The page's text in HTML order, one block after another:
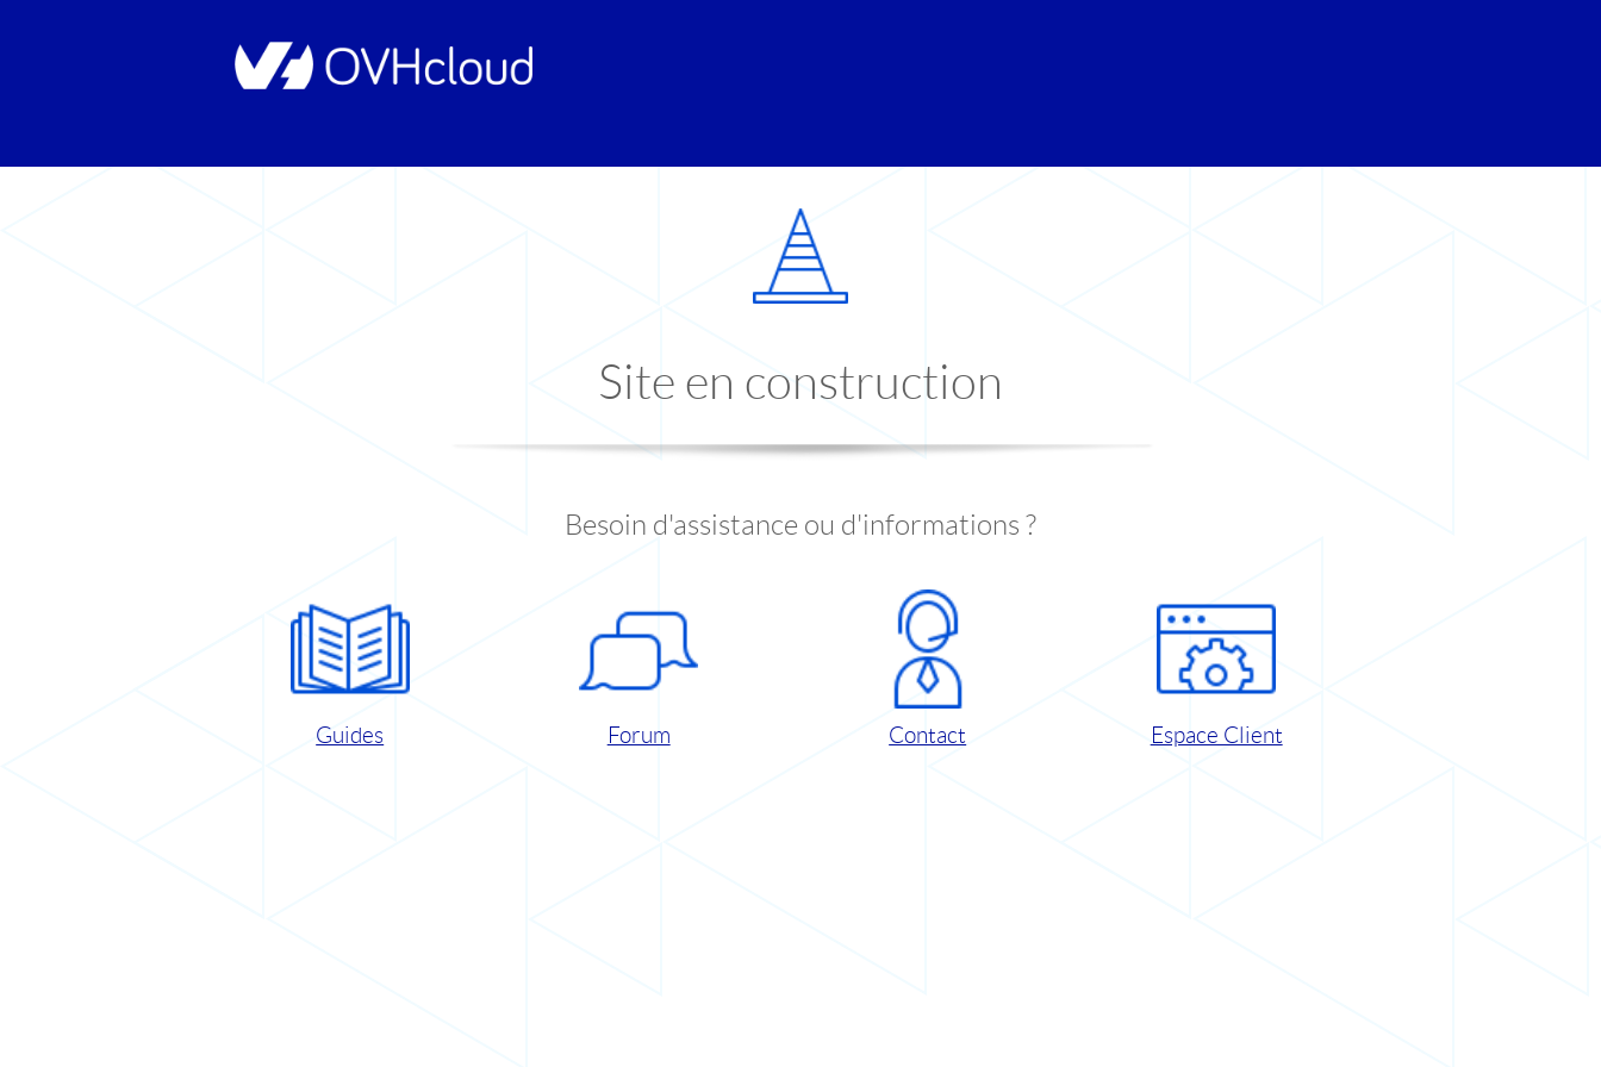
Site en construction
Besoin d'assistance ou d'informations ?
Guides Forum Contact Espace Client